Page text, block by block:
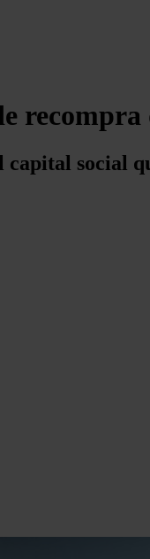
social